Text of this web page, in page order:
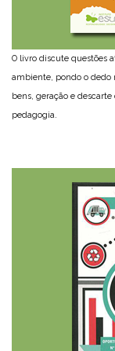
O livro discute questões
ambiente, pondo o dedo
bens, geração e
pedagogia.